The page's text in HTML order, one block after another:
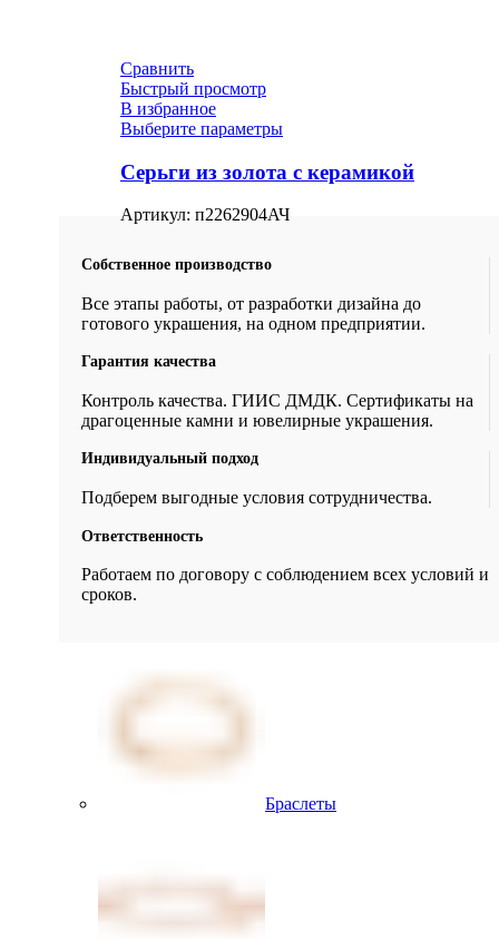
Сравнить
Быстрый просмотр
В избранное
Выберите параметры
Серьги из золота с керамикой
Артикул: п2262904АЧ
Собственное производство
Все этапы работы, от разработки дизайна до
готового украшения, на одном предприятии.
Гарантия качества
Контроль качества. ГИИС ДМДК. Сертификаты на
драгоценные камни и ювелирные украшения.
Индивидуальный подход
Подберем выгодные условия сотрудничества.
Ответственность
Работаем по договору с соблюдением всех условий и
сроков.
Браслеты